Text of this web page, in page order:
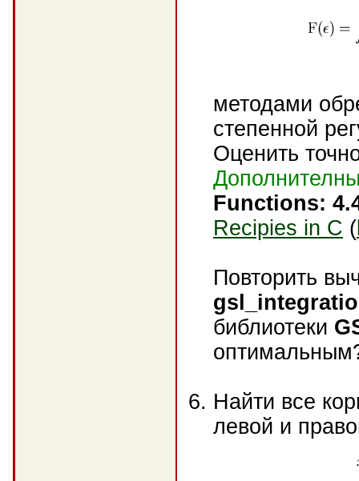
методами
степенной
Оценить
Functions:
Recipies in C (
Повторить
библиотеки
Найти все
левой и